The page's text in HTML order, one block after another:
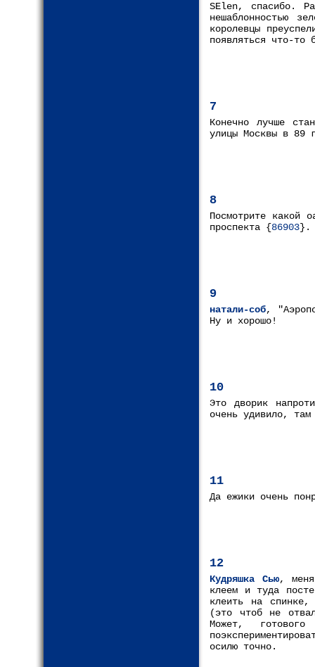
SElen, спасибо.
нешаблонностью
королевцы
появляться что-то
7
Конечно лучше
улицы Москвы в 89
8
Посмотрите какой
проспекта {86903}.
9
натали-соб,
Ну и хорошо!
10
Это дворик
очень удивило,
11
Да ежики очень
12
Кудряшка Сью, меня
клеем и туда
клеить на
(это чтоб не
Может,
осилю точно.